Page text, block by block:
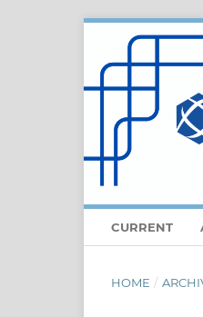
CURRENT
HOME /